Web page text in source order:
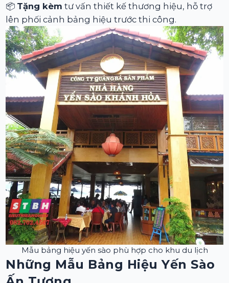
📦 Tặng kèm tư vấn thiết kế thương hiệu, hỗ trợ
lên phối cảnh bảng hiệu trước thi công.
Mẫu bảng hiệu yến sào phù hợp cho khu du lịch
Những Mẫu Bảng Hiệu Yến Sào